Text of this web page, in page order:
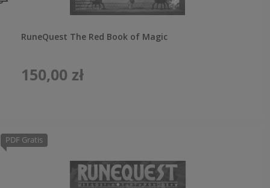
RuneQuest The Red Book of Magic
150,00 zł
PDF Gratis